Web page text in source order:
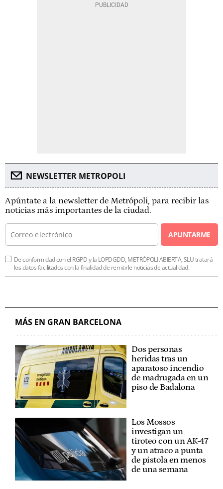
NEWSLETTER METROPOLI
Apúntate a la newsletter de Metrópoli, para recibir las
noticias más importantes de la ciudad.
APUNTARME
De conformidad con el RGPD y la LOPDGDD, METRÓPOLI ABIERTA, SLU tratará
los datos facilitados con la finalidad de remitirle noticias de actualidad.
MÁS EN GRAN BARCELONA
Dos personas
heridas tras un
aparatoso incendio
de madrugada en un
piso de Badalona
Los Mossos
investigan un
tiroteo con un AK-47
y un atraco a punta
de pistola en menos
de una semana